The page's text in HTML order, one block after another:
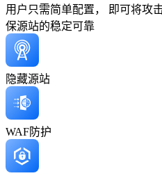
用户只需简单配置， 即可将攻
保源站的稳定可靠
隐藏源站
WAF防护